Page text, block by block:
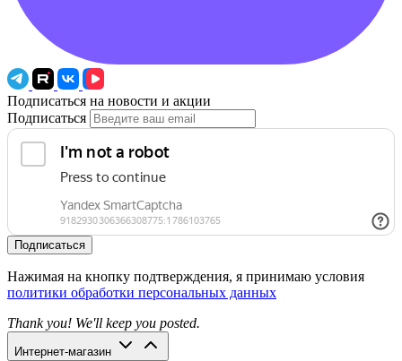
Подписаться на новости и акции
Подписаться
Подписаться
Нажимая на кнопку подтверждения, я принимаю условия
политики обработки персональных данных
Thank you! We'll keep you posted.
Интернет-магазин